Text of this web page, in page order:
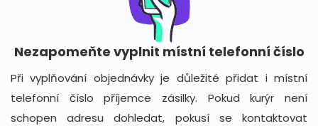
Nezapomeňte vyplnit místní telefonní číslo
Při vyplňování objednávky je důležité přidat i místní
telefonní číslo příjemce zásilky. Pokud kurýr není
schopen adresu dohledat, pokusí se kontaktovat